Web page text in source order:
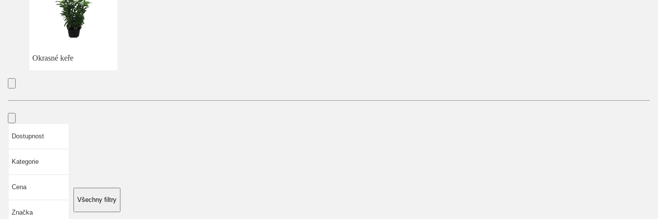
Okrasné keře
Dostupnost
Kategorie
Cena
Značka
Všechny filtry